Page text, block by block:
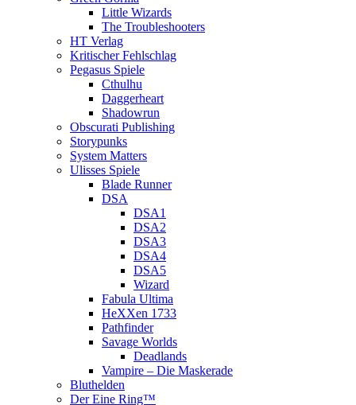
Little Wizards
The Troubleshooters
HT Verlag
Kritischer Fehlschlag
Pegasus Spiele
Cthulhu
Daggerheart
Shadowrun
Obscurati Publishing
Storypunks
System Matters
Ulisses Spiele
Blade Runner
DSA
DSA1
DSA2
DSA3
DSA4
DSA5
Wizard
Fabula Ultima
HeXXen 1733
Pathfinder
Savage Worlds
Deadlands
Vampire – Die Maskerade
Bluthelden
Der Eine Ring™